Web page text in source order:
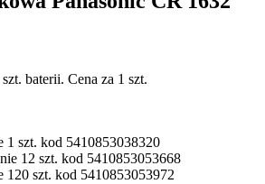
baterii. Cena za 1 szt.
1 szt. kod 5410853038320
12 szt. kod 5410853053668
120 szt. kod 5410853053972